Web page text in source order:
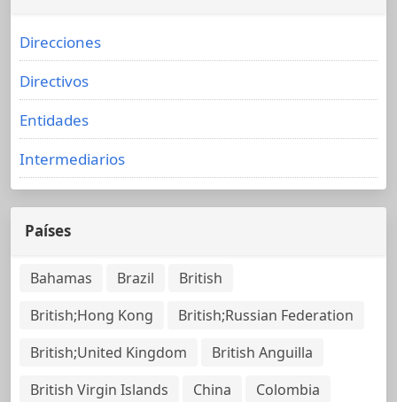
Direcciones
Directivos
Entidades
Intermediarios
Países
Bahamas Brazil
British
British;Hong Kong
British;Russian Federation
British;United Kingdom
British Anguilla
British Virgin Islands
China
Colombia